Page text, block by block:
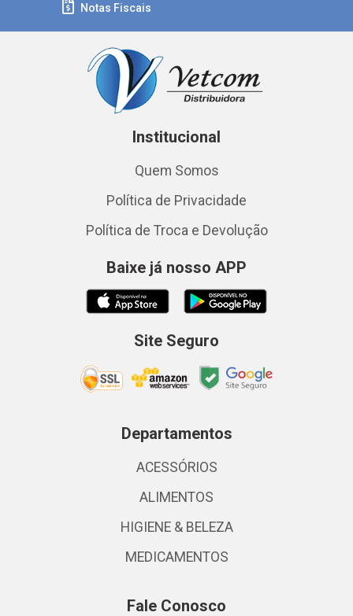
Notas Fiscais
Institucional
Quem Somos
Política de Privacidade
Política de Troca e Devolução
Baixe já nosso APP
Site Seguro
Departamentos
ACESSÓRIOS
ALIMENTOS
HIGIENE & BELEZA
MEDICAMENTOS
Fale Conosco